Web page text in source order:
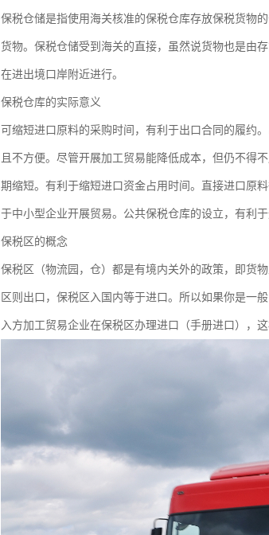
保税仓储是指使用海关核准的保税仓库存放保税货物
货物。保税仓储受到海关的直接，虽然说货物也是由
在进出境口岸附近进行。
保税仓库的实际意义
可缩短进口原料的采购时间，有利于出口合同的履约
且不方便。尽管开展加工贸易能降低成本，但仍不得
期缩短。有利于缩短进口资金占用时间。直接进口原
于中小型企业开展贸易。公共保税仓库的设立，有利于
保税区的概念
保税区（物流园，仓）都是有境内关外的政策，即货
区则出口，保税区入国内等于进口。所以如果你是一
入方加工贸易企业在保税区办理进口（手册进口），